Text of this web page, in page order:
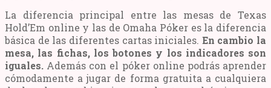
La diferencia principal entre las mesas de Texas
Hold’Em online y las de Omaha Póker es la diferencia
básica de las diferentes cartas iniciales. En cambio la
mesa, las fichas, los botones y los indicadores son
iguales. Además con el póker online podrás aprender
cómodamente a jugar de forma gratuita a cualquiera